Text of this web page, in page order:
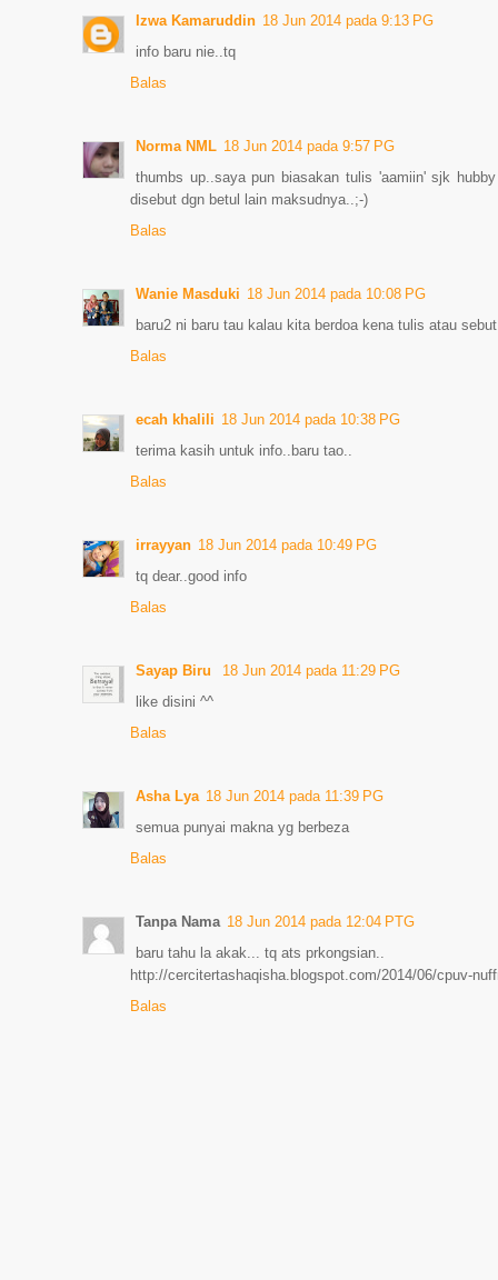
Izwa Kamaruddin 18 Jun 2014 pada 9:13 PG
info baru nie..tq
Balas
Norma NML 18 Jun 2014 pada 9:57 PG
thumbs up..saya pun biasakan tulis 'aamiin' sjk
disebut dgn betul lain maksudnya..;-)
Balas
Wanie Masduki 18 Jun 2014 pada 10:08 PG
baru2 ni baru tau kalau kita berdoa kena tulis atau
Balas
ecah khalili 18 Jun 2014 pada 10:38 PG
terima kasih untuk info..baru tao..
Balas
irrayyan 18 Jun 2014 pada 10:49 PG
tq dear..good info
Balas
Sayap Biru
18 Jun 2014 pada 11:29 PG
like disini ^^
Balas
Asha Lya 18 Jun 2014 pada 11:39 PG
semua punyai makna yg berbeza
Balas
Tanpa Nama 18 Jun 2014 pada 12:04 PTG
baru tahu la akak... tq ats prkongsian..
http://cercitertashaqisha.blogspot.com/2014/06/cpuv-
Balas